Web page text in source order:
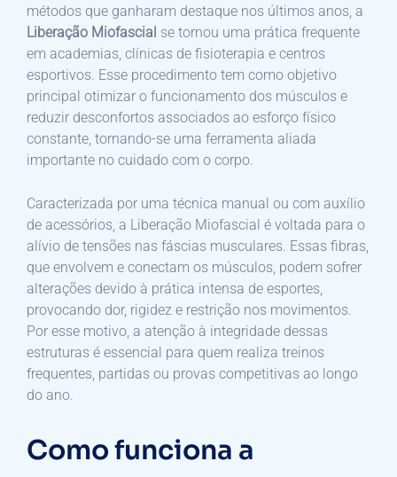
métodos que ganharam destaque nos últimos anos, a
Liberação Miofascial se tornou uma prática frequente
em academias, clínicas de fisioterapia e centros
esportivos. Esse procedimento tem como objetivo
principal otimizar o funcionamento dos músculos e
reduzir desconfortos associados ao esforço físico
constante, tornando-se uma ferramenta aliada
importante no cuidado com o corpo.
Caracterizada por uma técnica manual ou com auxílio
de acessórios, a Liberação Miofascial é voltada para o
alívio de tensões nas fáscias musculares. Essas fibras,
que envolvem e conectam os músculos, podem sofrer
alterações devido à prática intensa de esportes,
provocando dor, rigidez e restrição nos movimentos.
Por esse motivo, a atenção à integridade dessas
estruturas é essencial para quem realiza treinos
frequentes, partidas ou provas competitivas ao longo
do ano.
Como funciona a